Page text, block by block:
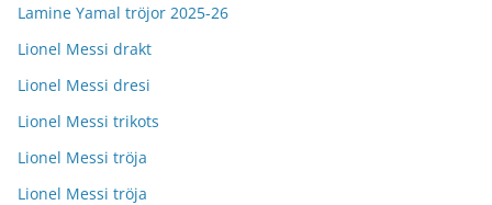
Lamine Yamal tröjor 2025-26
Lionel Messi drakt
Lionel Messi dresi
Lionel Messi trikots
Lionel Messi tröja
Lionel Messi tröja